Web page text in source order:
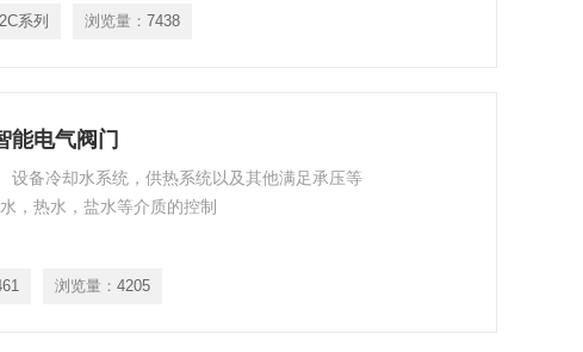
系列 浏览量： 7438
能电气阀门
设备冷却水系统，供热系统以及其他满足承压等
，热水，盐水等介质的控制
浏览量： 4205